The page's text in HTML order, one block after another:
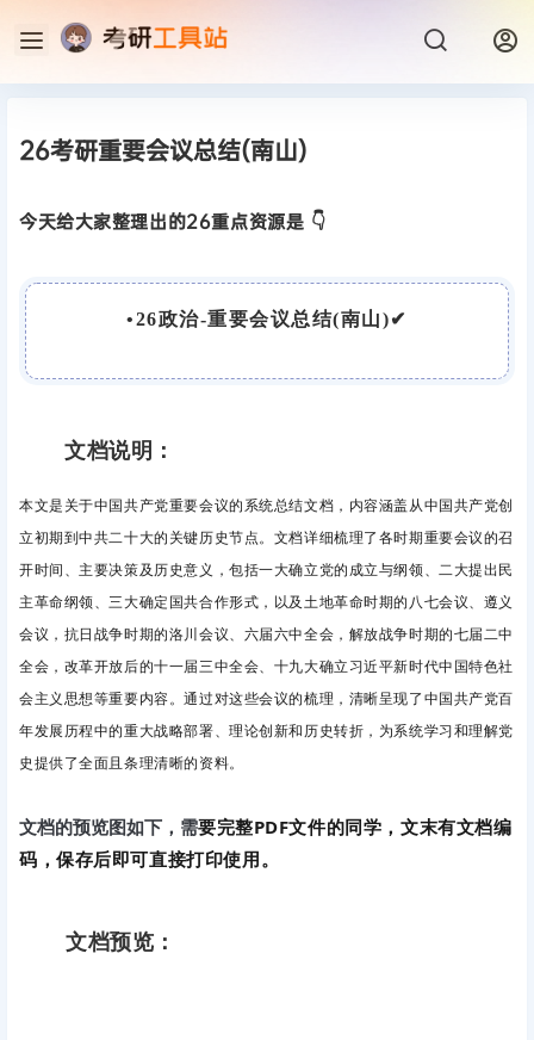
26考研重要会议总结(南山)
今天给大家整理出的26重点资源是 👇
•26政治-重要会议总结(南山)✔
文档说明：
本文是关于中国共产党重要会议的系统总结文档，内容涵盖从中国共产党创
立初期到中共二十大的关键历史节点。文档详细梳理了各时期重要会议的召
开时间、主要决策及历史意义，包括一大确立党的成立与纲领、二大提出民
主革命纲领、三大确定国共合作形式，以及土地革命时期的八七会议、遵义
会议，抗日战争时期的洛川会议、六届六中全会，解放战争时期的七届二中
全会，改革开放后的十一届三中全会、十九大确立习近平新时代中国特色社
会主义思想等重要内容。通过对这些会议的梳理，清晰呈现了中国共产党百
年发展历程中的重大战略部署、理论创新和历史转折，为系统学习和理解党
史提供了全面且条理清晰的资料。
文档的预览图如下，需要完整PDF文件的同学，文末有文档编
码，保存后即可直接打印使用。
文档预览：